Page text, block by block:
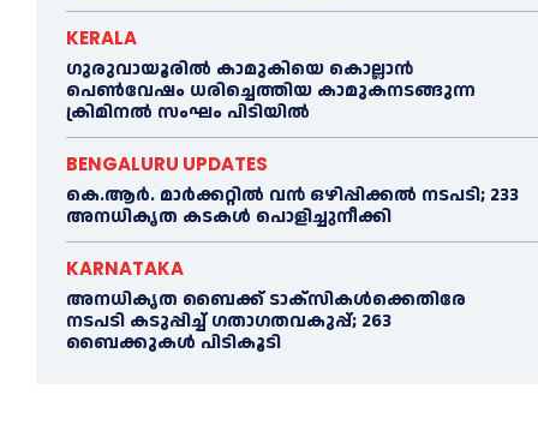
KERALA
ഗുരുവായൂരില്‍ കാമുകിയെ കൊല്ലാൻ
പെണ്‍വേഷം ധരിച്ചെത്തിയ കാമുകനടങ്ങുന്ന
ക്രിമിനൽ സംഘം പിടിയില്‍
BENGALURU UPDATES
കെ.ആർ. മാർക്കറ്റിൽ വൻ ഒഴിപ്പിക്കൽ നടപടി; 233
അനധികൃത കടകൾ പൊളിച്ചുനീക്കി
KARNATAKA
അനധികൃത ബൈക്ക് ടാക്‌സികൾക്കെതിരേ
നടപടി കടുപ്പിച്ച് ഗതാഗതവകുപ്പ്; 263
ബൈക്കുകള്‍ പിടികൂടി